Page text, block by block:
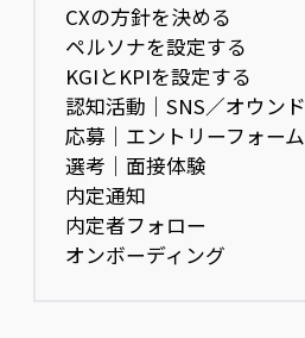
CXの方針を決める
ペルソナを設定する
KGIとKPIを設定する
認知活動｜SNS／オウン
応募｜エントリーフォーム
選考｜面接体験
内定通知
内定者フォロー
オンボーディング